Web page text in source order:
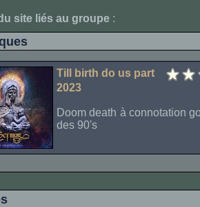
site liés au groupe :
Till birth do us part
2023
Doom death à connotation
des 90's